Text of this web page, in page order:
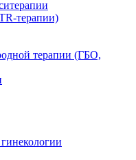
терапии)
терапии (ГБО,